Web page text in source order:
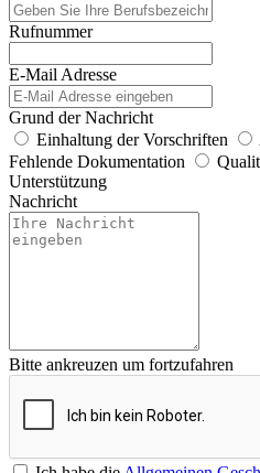
Rufnummer
E-Mail Adresse
Grund der Nachricht
Einhaltung der Vorschriften
Fehlende Dokumentation
Unterstützung
Nachricht
Bitte ankreuzen um fortzufahren